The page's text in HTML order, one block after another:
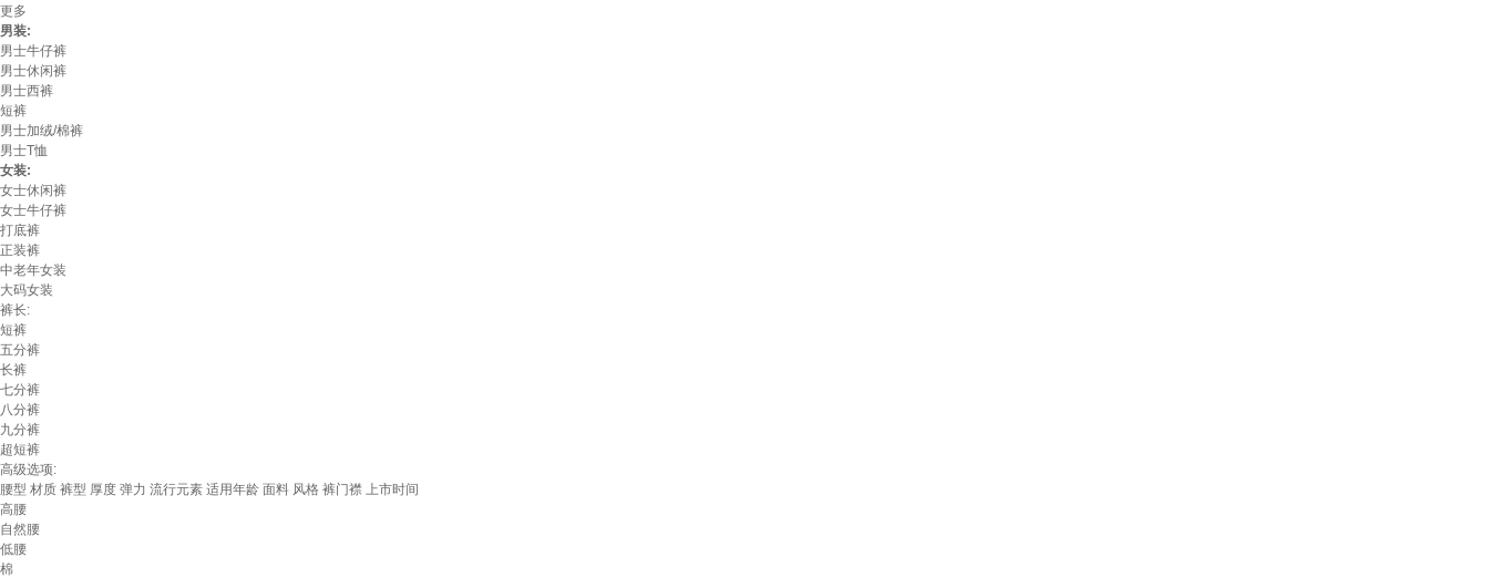
更多
男装:
男士牛仔裤
男士休闲裤
男士西裤
短裤
男士加绒/棉裤
男士T恤
女装:
女士休闲裤
女士牛仔裤
打底裤
正装裤
中老年女装
大码女装
裤长:
短裤
五分裤
长裤
七分裤
八分裤
九分裤
超短裤
高级选项:
腰型 材质 裤型 厚度 弹力 流行元素 适用年龄 面料 风格 裤门襟 上市时间
高腰
自然腰
低腰
棉